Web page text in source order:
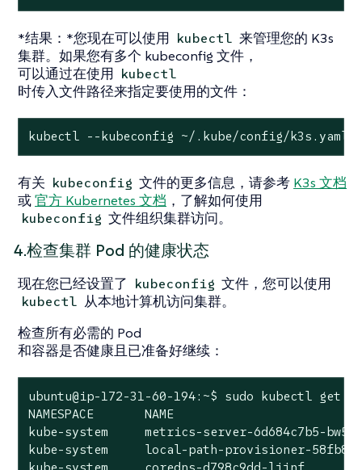
*结果：*您现在可以使用 kubectl 来管理您的 K3s
集群。如果您有多个 kubeconfig 文件，
可以通过在使用 kubectl
时传入文件路径来指定要使用的文件：
kubectl --kubeconfig ~/.kube/config/k3s.yaml
有关 kubeconfig 文件的更多信息，请参考 K3s 文档
或官方 Kubernetes 文档 ，了解如何使用
kubeconfig 文件组织集群访问。
4.检查集群 Pod 的健康状态
现在您已经设置了 kubeconfig 文件，您可以使用
kubectl 从本地计算机访问集群。
检查所有必需的 Pod
和容器是否健康且已准备好继续：
ubuntu@ip-172-31-60-194:~$ sudo kubectl get
NAMESPACE       NAME
kube-system     metrics-server-
kube-system     local-path-provisioner-